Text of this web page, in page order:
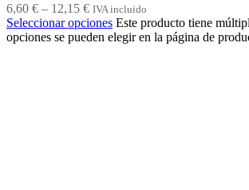
6,60 € – 12,15 € IVA incluido
Seleccionar opciones Este producto tiene
opciones se pueden elegir en la página de